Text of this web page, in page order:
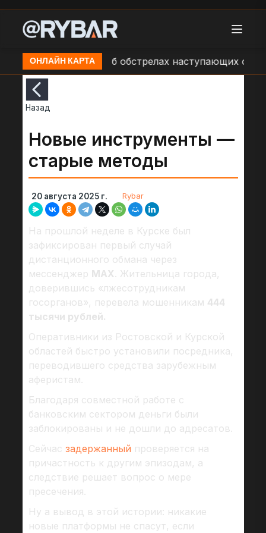
ОНЛАЙН КАРТА
Сообщения об обстрелах наступающих
Назад
Новые инструменты —
старые методы
20 августа 2025 г. Rybar
На прошлой неделе в Курске был
зафиксирован первый случай
дистанционного обмана через
мессенджер MAX . Жительница города,
доверившись «лжесотрудникам
госорганов», перевела мошенникам 444
тысячи рублей.
Оперативники из Ростовской и Курской
областей быстро установили посредника,
переводившего средства зарубежным
аферистам.
Благодаря совместной работе с
банковским сектором деньги были
заблокированы и не дошли до адресатов.
Сейчас задержанный проверяется на
причастность к другим эпизодам, а
следствие решает вопрос о мере
пресечения.
Ну а вывод в этой истории: никакие
новые платформы не спасут, если